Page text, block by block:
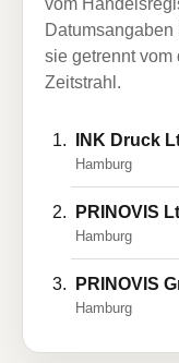
vom
sie getrennt vom
Zeitstrahl.
INK Druck
Hamburg
PRINOVIS
Hamburg
PRINOVIS
Hamburg